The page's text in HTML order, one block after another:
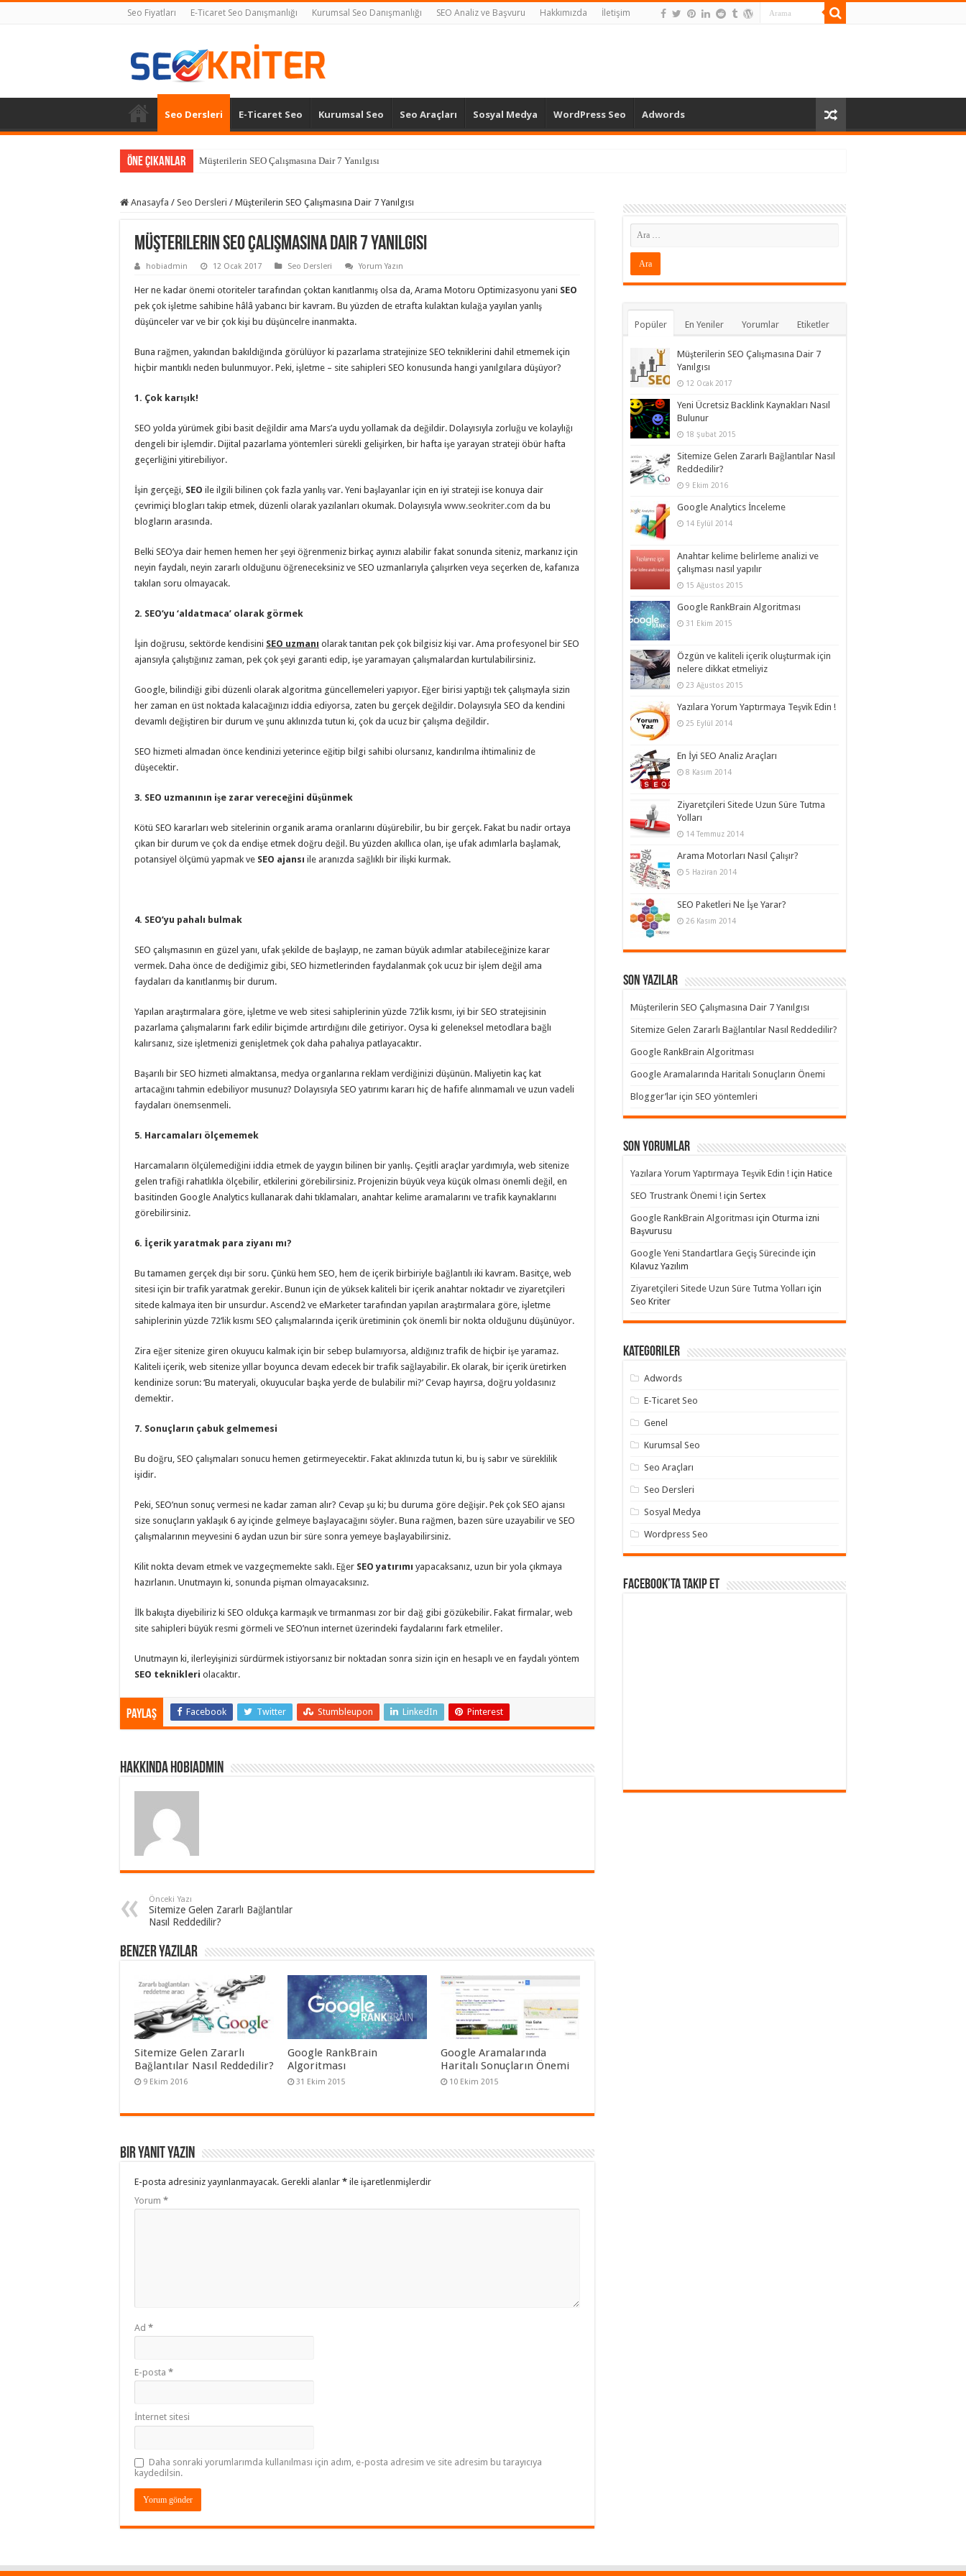
Seo Fiyatları E-Ticaret Seo Danışmanlığı Kurumsal Seo Danışmanlığı SEO Analiz ve Başvuru Hakkımızda İletişim
Seo Dersleri E-Ticaret Seo Kurumsal Seo Seo Araçları Sosyal Medya WordPress Seo Adwords
Öne Çıkanlar Müşterilerin SEO Çalışmasına Dair 7 Yanılgısı
Anasayfa / Seo Dersleri / Müşterilerin SEO Çalışmasına Dair 7 Yanılgısı
Müşterilerin SEO Çalışmasına Dair 7 Yanılgısı
hobiadmin 12 Ocak 2017 Seo Dersleri Yorum Yazın
Her ne kadar önemi otoriteler tarafından çoktan kanıtlanmış olsa da, Arama Motoru Optimizasyonu yani SEO
pek çok işletme sahibine hâlâ yabancı bir kavram. Bu yüzden de etrafta kulaktan kulağa yayılan yanlış
düşünceler var ve bir çok kişi bu düşüncelre inanmakta.
Buna rağmen, yakından bakıldığında görülüyor ki pazarlama stratejinize SEO tekniklerini dahil etmemek için
hiçbir mantıklı neden bulunmuyor. Peki, işletme – site sahipleri SEO konusunda hangi yanılgılara düşüyor?
1. Çok karışık!
SEO yolda yürümek gibi basit değildir ama Mars’a uydu yollamak da değildir. Dolayısıyla zorluğu ve kolaylığı
dengeli bir işlemdir. Dijital pazarlama yöntemleri sürekli gelişirken, bir hafta işe yarayan strateji öbür hafta
geçerliğini yitirebiliyor.
İşin gerçeği, SEO ile ilgili bilinen çok fazla yanlış var. Yeni başlayanlar için en iyi strateji ise konuya dair
çevrimiçi blogları takip etmek, düzenli olarak yazılanları okumak. Dolayısıyla www.seokriter.com da bu
blogların arasında.
Belki SEO’ya dair hemen hemen her şeyi öğrenmeniz birkaç ayınızı alabilir fakat sonunda siteniz, markanız için
neyin faydalı, neyin zararlı olduğunu öğreneceksiniz ve SEO uzmanlarıyla çalışırken veya seçerken de, kafanıza
takılan soru olmayacak.
2. SEO’yu ‘aldatmaca’ olarak görmek
İşin doğrusu, sektörde kendisini SEO uzmanı olarak tanıtan pek çok bilgisiz kişi var. Ama profesyonel bir SEO
ajansıyla çalıştığınız zaman, pek çok şeyi garanti edip, işe yaramayan çalışmalardan kurtulabilirsiniz.
Google, bilindiği gibi düzenli olarak algoritma güncellemeleri yapıyor. Eğer birisi yaptığı tek çalışmayla sizin
her zaman en üst noktada kalacağınızı iddia ediyorsa, zaten bu gerçek değildir. Dolayısıyla SEO da kendini
devamlı değiştiren bir durum ve şunu aklınızda tutun ki, çok da ucuz bir çalışma değildir.
SEO hizmeti almadan önce kendinizi yeterince eğitip bilgi sahibi olursanız, kandırılma ihtimaliniz de
düşecektir.
3. SEO uzmanının işe zarar vereceğini düşünmek
Kötü SEO kararları web sitelerinin organik arama oranlarını düşürebilir, bu bir gerçek. Fakat bu nadir ortaya
çıkan bir durum ve çok da endişe etmek doğru değil. Bu yüzden akıllıca olan, işe ufak adımlarla başlamak,
potansiyel ölçümü yapmak ve SEO ajansı ile aranızda sağlıklı bir ilişki kurmak.
4. SEO’yu pahalı bulmak
SEO çalışmasının en güzel yanı, ufak şekilde de başlayıp, ne zaman büyük adımlar atabileceğinize karar
vermek. Daha önce de dediğimiz gibi, SEO hizmetlerinden faydalanmak çok ucuz bir işlem değil ama
faydaları da kanıtlanmış bir durum.
Yapılan araştırmalara göre, işletme ve web sitesi sahiplerinin yüzde 72’lik kısmı, iyi bir SEO stratejisinin
pazarlama çalışmalarını fark edilir biçimde artırdığını dile getiriyor. Oysa ki geleneksel metodlara bağlı
kalırsanız, size işletmenizi genişletmek çok daha pahalıya patlayacaktır.
Başarılı bir SEO hizmeti almaktansa, medya organlarına reklam verdiğinizi düşünün. Maliyetin kaç kat
artacağını tahmin edebiliyor musunuz? Dolayısıyla SEO yatırımı kararı hiç de hafife alınmamalı ve uzun vadeli
faydaları önemsenmeli.
5. Harcamaları ölçememek
Harcamaların ölçülemediğini iddia etmek de yaygın bilinen bir yanlış. Çeşitli araçlar yardımıyla, web sitenize
gelen trafiği rahatlıkla ölçebilir, etkilerini görebilirsiniz. Projenizin büyük veya küçük olması önemli değil, en
basitinden Google Analytics kullanarak dahi tıklamaları, anahtar kelime aramalarını ve trafik kaynaklarını
görebilirsiniz.
6. İçerik yaratmak para ziyanı mı?
Bu tamamen gerçek dışı bir soru. Çünkü hem SEO, hem de içerik birbiriyle bağlantılı iki kavram. Basitçe, web
sitesi için bir trafik yaratmak gerekir. Bunun için de yüksek kaliteli bir içerik anahtar noktadır ve ziyaretçileri
sitede kalmaya iten bir unsurdur. Ascend2 ve eMarketer tarafından yapılan araştırmalara göre, işletme
sahiplerinin yüzde 72’lik kısmı SEO çalışmalarında içerik üretiminin çok önemli bir nokta olduğunu düşünüyor.
Zira eğer sitenize giren okuyucu kalmak için bir sebep bulamıyorsa, aldığınız trafik de hiçbir işe yaramaz.
Kaliteli içerik, web sitenize yıllar boyunca devam edecek bir trafik sağlayabilir. Ek olarak, bir içerik üretirken
kendinize sorun: ‘Bu materyali, okuyucular başka yerde de bulabilir mi?’ Cevap hayırsa, doğru yoldasınız
demektir.
7. Sonuçların çabuk gelmemesi
Bu doğru, SEO çalışmaları sonucu hemen getirmeyecektir. Fakat aklınızda tutun ki, bu iş sabır ve süreklilik
işidir.
Peki, SEO’nun sonuç vermesi ne kadar zaman alır? Cevap şu ki; bu duruma göre değişir. Pek çok SEO ajansı
size sonuçların yaklaşık 6 ay içinde gelmeye başlayacağını söyler. Buna rağmen, bazen süre uzayabilir ve SEO
çalışmalarının meyvesini 6 aydan uzun bir süre sonra yemeye başlayabilirsiniz.
Kilit nokta devam etmek ve vazgeçmemekte saklı. Eğer SEO yatırımı yapacaksanız, uzun bir yola çıkmaya
hazırlanın. Unutmayın ki, sonunda pişman olmayacaksınız.
İlk bakışta diyebiliriz ki SEO oldukça karmaşık ve tırmanması zor bir dağ gibi gözükebilir. Fakat firmalar, web
site sahipleri büyük resmi görmeli ve SEO’nun internet üzerindeki faydalarını fark etmeliler.
Unutmayın ki, ilerleyişinizi sürdürmek istiyorsanız bir noktadan sonra sizin için en hesaplı ve en faydalı yöntem
SEO teknikleri olacaktır.
Paylaş Facebook Twitter Stumbleupon LinkedIn Pinterest
Hakkında hobiadmin
Önceki Yazı
Sitemize Gelen Zararlı Bağlantılar
Nasıl Reddedilir?
Benzer Yazılar
Sitemize Gelen Zararlı
Bağlantılar Nasıl Reddedilir?
9 Ekim 2016
Google RankBrain
Algoritması
31 Ekim 2015
Google Aramalarında
Haritalı Sonuçların Önemi
10 Ekim 2015
Bir yanıt yazın
E-posta adresiniz yayınlanmayacak. Gerekli alanlar * ile işaretlenmişlerdir
Yorum *
Ad *
E-posta *
İnternet sitesi
Daha sonraki yorumlarımda kullanılması için adım, e-posta adresim ve site adresim bu tarayıcıya
kaydedilsin.
Popüler En Yeniler Yorumlar Etiketler
Müşterilerin SEO Çalışmasına Dair 7
Yanılgısı
12 Ocak 2017
Yeni Ücretsiz Backlink Kaynakları Nasıl
Bulunur
18 Şubat 2015
Sitemize Gelen Zararlı Bağlantılar Nasıl
Reddedilir?
9 Ekim 2016
Google Analytics İnceleme
14 Eylül 2014
Anahtar kelime belirleme analizi ve
çalışması nasıl yapılır
15 Ağustos 2015
Google RankBrain Algoritması
31 Ekim 2015
Özgün ve kaliteli içerik oluşturmak için
nelere dikkat etmeliyiz
23 Ağustos 2015
Yazılara Yorum Yaptırmaya Teşvik Edin !
25 Eylül 2014
En İyi SEO Analiz Araçları
8 Kasım 2014
Ziyaretçileri Sitede Uzun Süre Tutma
Yolları
14 Temmuz 2014
Arama Motorları Nasıl Çalışır?
5 Haziran 2014
SEO Paketleri Ne İşe Yarar?
26 Kasım 2014
Son Yazılar
Müşterilerin SEO Çalışmasına Dair 7 Yanılgısı
Sitemize Gelen Zararlı Bağlantılar Nasıl Reddedilir?
Google RankBrain Algoritması
Google Aramalarında Haritalı Sonuçların Önemi
Blogger’lar için SEO yöntemleri
Son yorumlar
Yazılara Yorum Yaptırmaya Teşvik Edin ! için Hatice
SEO Trustrank Önemi ! için Sertex
Google RankBrain Algoritması için Oturma izni
Başvurusu
Google Yeni Standartlara Geçiş Sürecinde için
Kılavuz Yazılım
Ziyaretçileri Sitede Uzun Süre Tutma Yolları için
Seo Kriter
Kategoriler
Adwords
E-Ticaret Seo
Genel
Kurumsal Seo
Seo Araçları
Seo Dersleri
Sosyal Medya
Wordpress Seo
Facebook’ta takip et